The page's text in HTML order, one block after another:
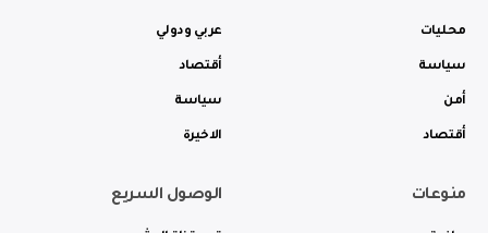
محليات
سياسة
أمن
أقتصاد
عربي ودولي
أقتصاد
سياسة
الاخيرة
منوعات الوصول السريع